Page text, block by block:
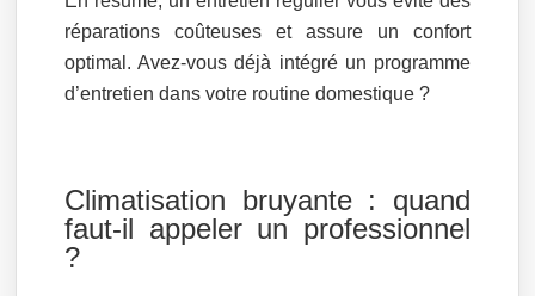
réparations coûteuses et assure un confort
optimal. Avez-vous déjà intégré un programme
d’entretien dans votre routine domestique ?
Climatisation bruyante : quand
faut-il appeler un professionnel
?